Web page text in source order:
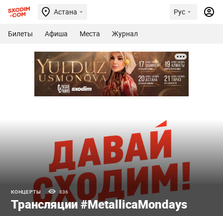
Астана Рус
Билеты Афиша Места Журнал
КОНЦЕРТЫ 836
Трансляции #MetallicaMondays